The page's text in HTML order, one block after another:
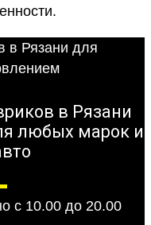
в Рязани
любых марок и
с 10.00 до 20.00